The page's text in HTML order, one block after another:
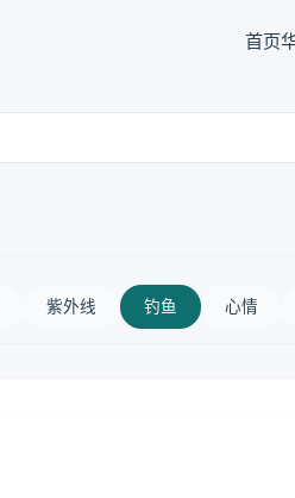
首页
紫外线 钓鱼 心情